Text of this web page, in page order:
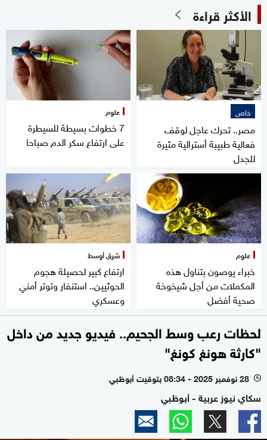
الأكثر قراءة
خاص
مصر.. تحرك عاجل لوقف
فعالية طبيبة أسترالية مثيرة
للجدل
علوم
7 خطوات بسيطة للسيطرة
على ارتفاع سكر الدم صباحا
علوم
خبراء يوصون بتناول هذه
المكملات من أجل شيخوخة
صحية أفضل
شرق أوسط
ارتفاع كبير لحصيلة هجوم
الحوثيين.. استنفار وتوتر أمني
وعسكري
لحظات رعب وسط الجحيم.. فيديو جديد من داخل
"كارثة هونغ كونغ"
l 28 نوفمبر 2025 - 08:34 بتوقيت أبوظبي
سكاي نيوز عربية - أبوظبي